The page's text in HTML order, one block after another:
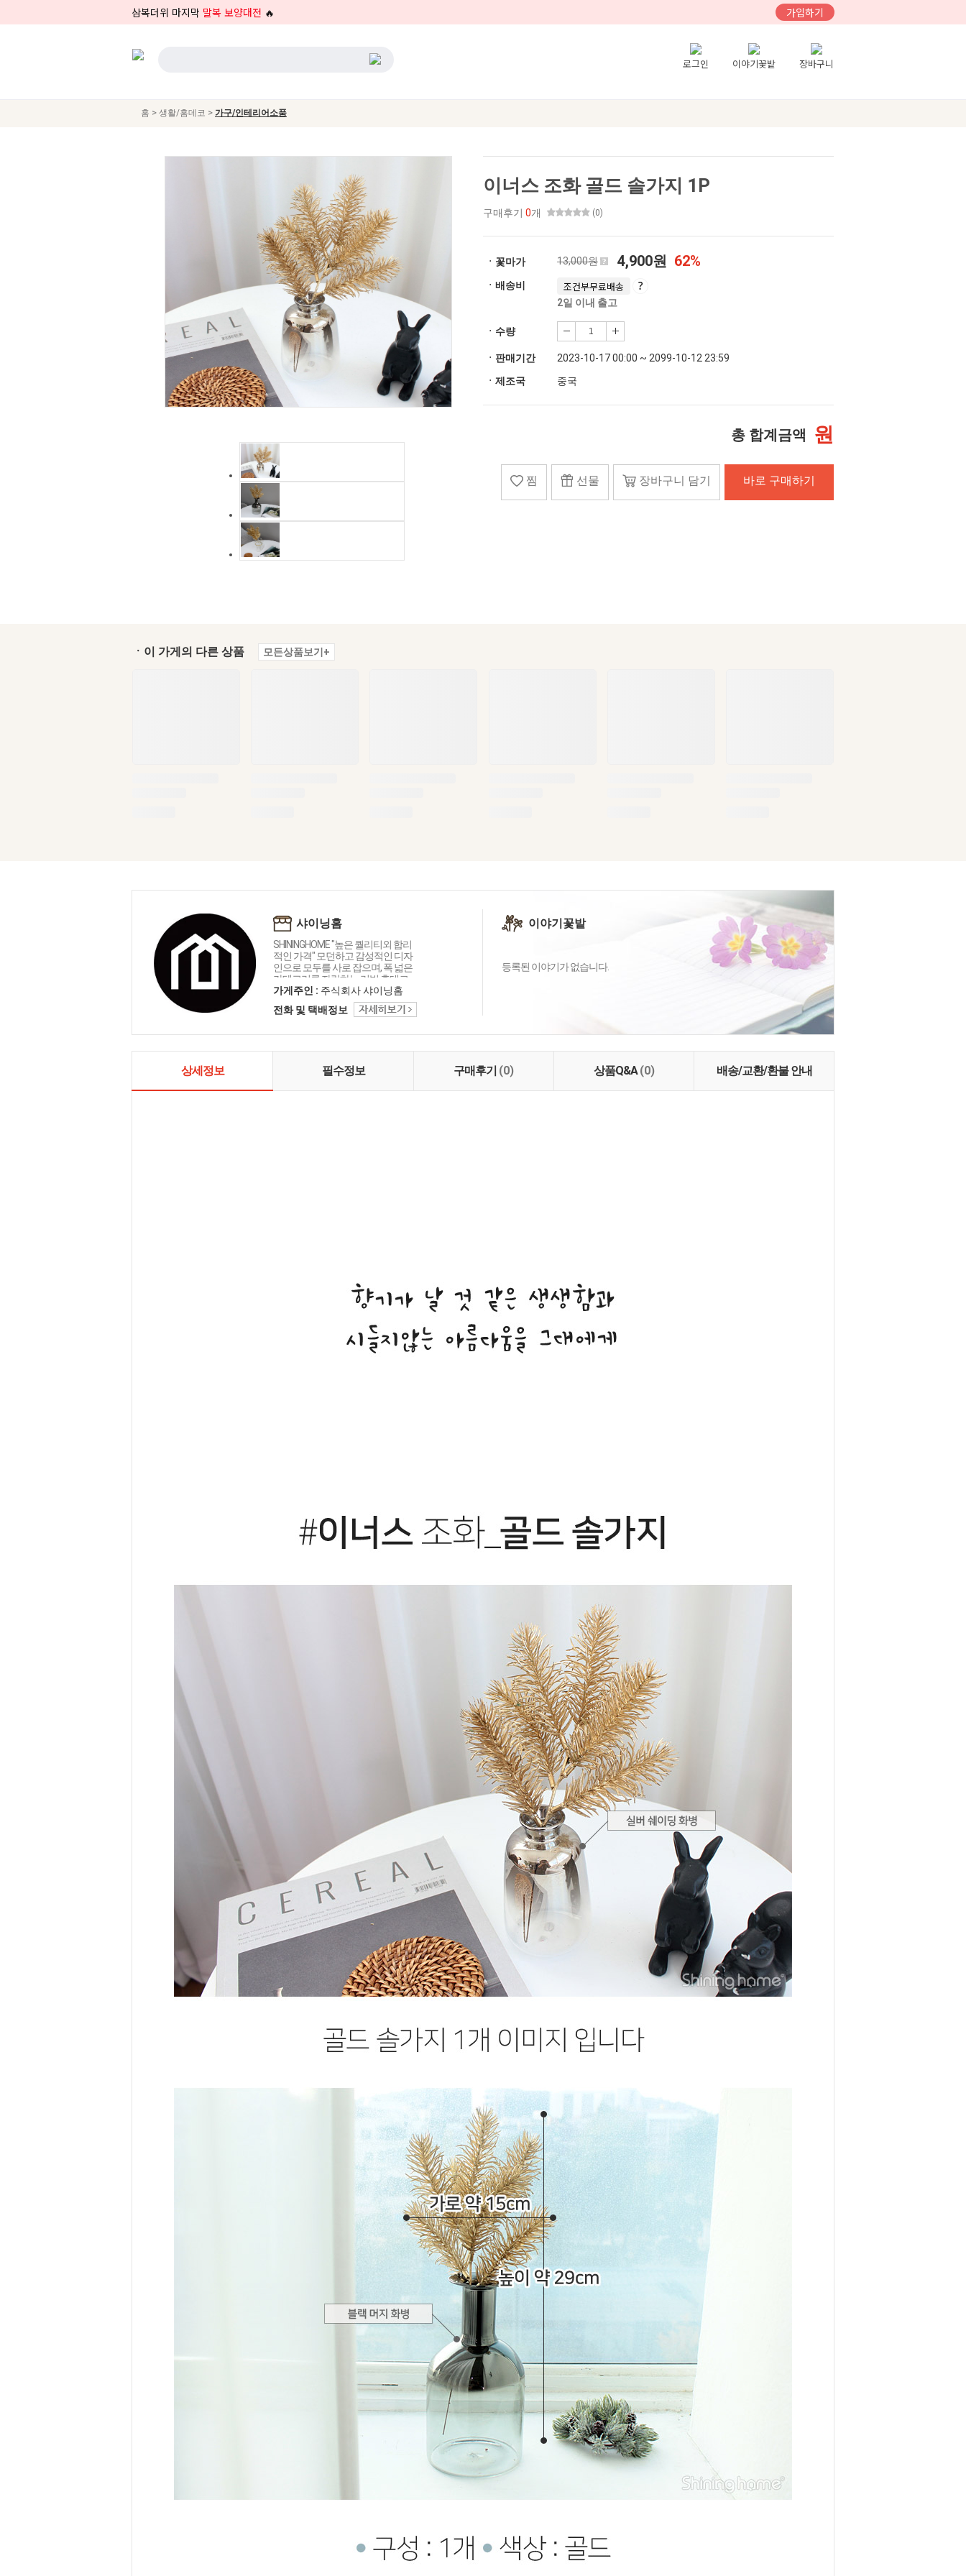
삼복더위 마지막 말복 보양대전 🔥 가입하기
로그인 이야기꽃밭 장바구니
홈 > 생활/홈데코 > 가구/인테리어소품
이너스 조화 골드 솔가지 1P
구매후기 0개 (0)
ㆍ꽃마가 13,000원 4,900원 62%
ㆍ배송비 조건부무료배송
2일 이내 출고
ㆍ수량
ㆍ판매기간
2023-10-17 00:00 ~ 2099-10-12 23:59
ㆍ제조국
중국
총 합계금액 원
찜 선물 장바구니 담기 바로 구매하기
ㆍ이 가게의 다른 상품 모든상품보기+
샤이닝홈
SHININGHOME "높은 퀄리티외 합리
적인 가격" 모던하고 감성적인 디자
인으로 모두를 사로 잡으며, 폭 넓은
카테고리를 자랑하는 리빙 홈데코
인테리어 샤이닝홈입니다.
가게주인 : 주식회사 샤이닝홈
전화 및 택배정보
이야기꽃밭
등록된 이야기가 없습니다.
상세정보 필수정보 구매후기 (0) 상품Q&A(0) 배송/교환/환불 안내